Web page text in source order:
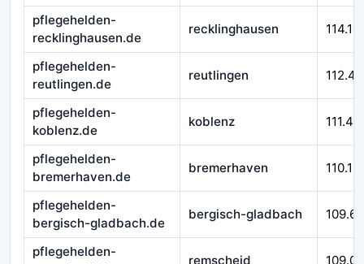
pflegehelden-
recklinghausen.de
recklinghausen
pflegehelden-
reutlingen.de
reutlingen
pflegehelden-
koblenz.de
koblenz
pflegehelden-
bremerhaven.de
bremerhaven
pflegehelden-
bergisch-gladbach.de
bergisch-gladbach
pflegehelden-
remscheid